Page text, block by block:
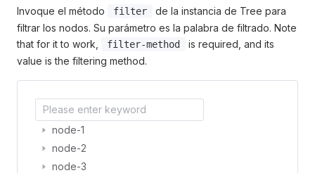
Invoque el método filter
de la instancia de Tree para
filtrar los nodos. Su parámetro es la palabra de filtrado. Note
that for it to work,
filter-method
is required, and its
value is the filtering method.
node-1
node-2
node-3